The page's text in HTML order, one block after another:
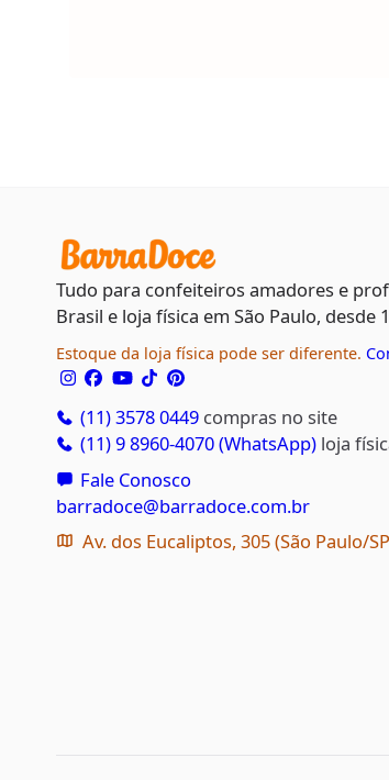
Tudo para confeiteiros amadores e
Brasil e loja física em São Paulo, desde
Estoque da loja física pode ser diferente.
(11) 3578 0449 compras no site
(11) 9 8960-4070 (WhatsApp) loja
Fale Conosco
barradoce@barradoce.com.br
Av. dos Eucaliptos, 305 (São Paulo/